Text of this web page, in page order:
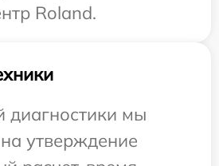
Roland.
диагностики мы
утверждение